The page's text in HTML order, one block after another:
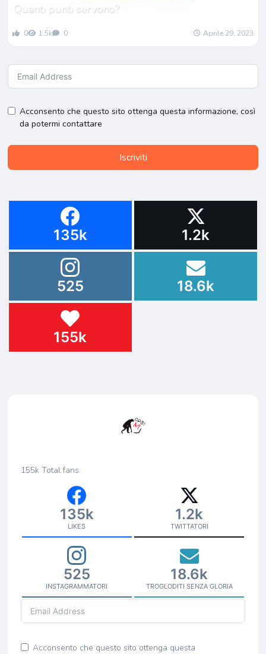
Quanti punti servono?
0 1.5k 0 Aprile 29, 2023
Acconsento che questo sito ottenga questa informazione, così
da potermi contattare
Iscriviti
135k 1.2k
525 18.6k
155k
155k Total fans
135k
LIKES
1.2k
TWITTATORI
525
INSTAGRAMMATORI
18.6k
TROGLODITI SENZA GLORIA
Acconsento che questo sito ottenga questa